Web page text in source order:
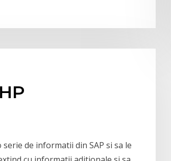
de informatii din SAP si sa le